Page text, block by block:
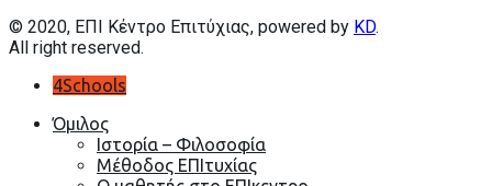
© 2020, EΠΙ Κέντρο Επιτύχιας, powered by KD.
All right reserved.
4Schools
Όμιλος
Ιστορία – Φιλοσοφία
Μέθοδος ΕΠΙτυχίας